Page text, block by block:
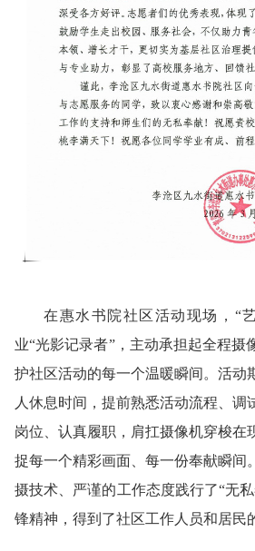
在惠水书院社区活动现场，“
业“光影记录者”，主动承担起全程摄
护社区活动的每一个温暖瞬间。活动
人休息时间，提前熟悉活动流程、调
岗位、认真履职，肩扛摄像机穿梭在
捉每一个精彩画面、每一份奉献瞬间
摄技术、严谨的工作态度践行了“无
锋精神，得到了社区工作人员和居民